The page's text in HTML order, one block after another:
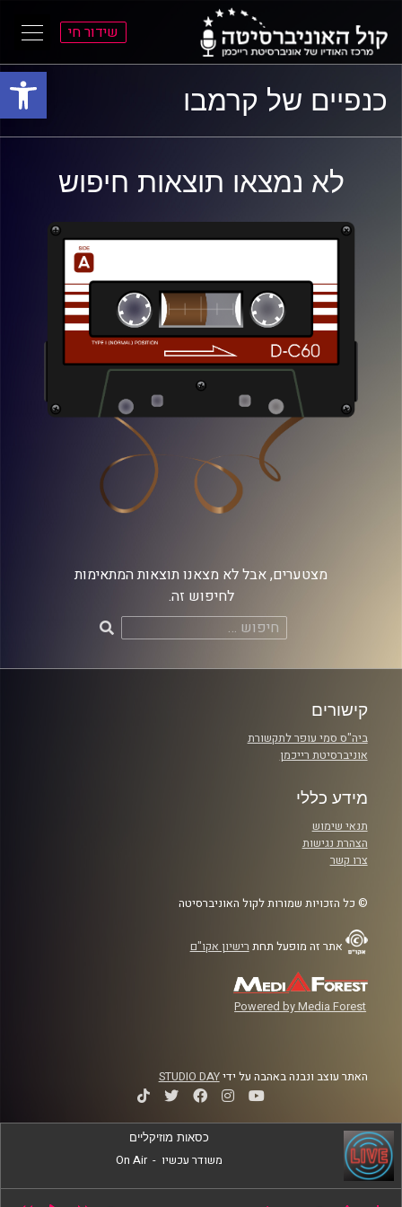
פתח
התפריט
הראשי
התוכן
הראשי
שידור חי
כנפיים של קרמבו
לא נמצאו תוצאות חיפוש
מצטערים, אבל לא מצאנו תוצאות המתאימות
לחיפוש זה.
חיפוש:
קישורים
ביה"ס סמי עופר לתקשורת
אוניברסיטת רייכמן
מידע כללי
תנאי שימוש
הצהרת נגישות
צרו קשר
© כל הזכויות שמורות לקול האוניברסיטה
אתר זה מופעל תחת רישיון אקו"ם
Powered by Media Forest
האתר עוצב ונבנה באהבה על ידיSTUDIO DAY
כסאות מוזיקליים
משודר עכשיו -
On Air